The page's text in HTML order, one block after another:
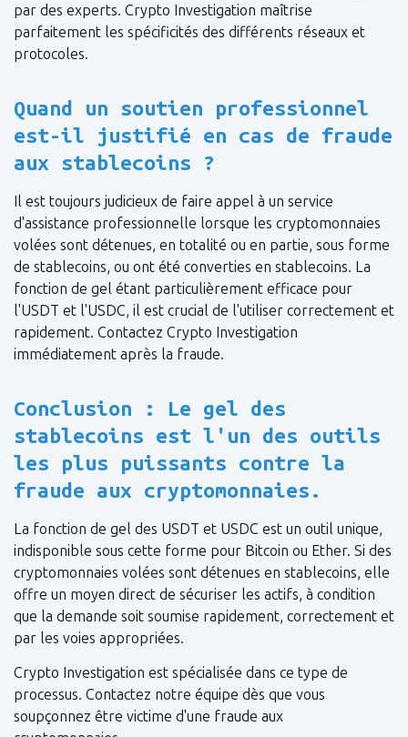
par des experts. Crypto Investigation maîtrise
parfaitement les spécificités des différents réseaux et
protocoles.
Quand un soutien professionnel
est-il justifié en cas de fraude
aux stablecoins ?
Il est toujours judicieux de faire appel à un service
d'assistance professionnelle lorsque les cryptomonnaies
volées sont détenues, en totalité ou en partie, sous forme
de stablecoins, ou ont été converties en stablecoins. La
fonction de gel étant particulièrement efficace pour
l'USDT et l'USDC, il est crucial de l'utiliser correctement et
rapidement. Contactez Crypto Investigation
immédiatement après la fraude.
Conclusion : Le gel des
stablecoins est l'un des outils
les plus puissants contre la
fraude aux cryptomonnaies.
La fonction de gel des USDT et USDC est un outil unique,
indisponible sous cette forme pour Bitcoin ou Ether. Si des
cryptomonnaies volées sont détenues en stablecoins, elle
offre un moyen direct de sécuriser les actifs, à condition
que la demande soit soumise rapidement, correctement et
par les voies appropriées.
Crypto Investigation est spécialisée dans ce type de
processus. Contactez notre équipe dès que vous
soupçonnez être victime d'une fraude aux